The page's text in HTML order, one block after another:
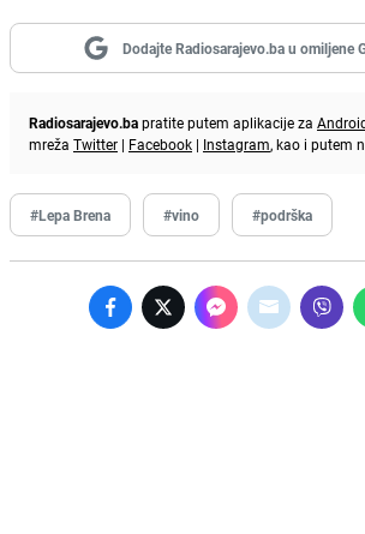
Dodajte Radiosarajevo.ba u omiljene
Radiosarajevo.bapratite putem aplikacije za
mreža Twitter | Facebook | Instagram, kao i putem
#Lepa Brena #vino #podrška